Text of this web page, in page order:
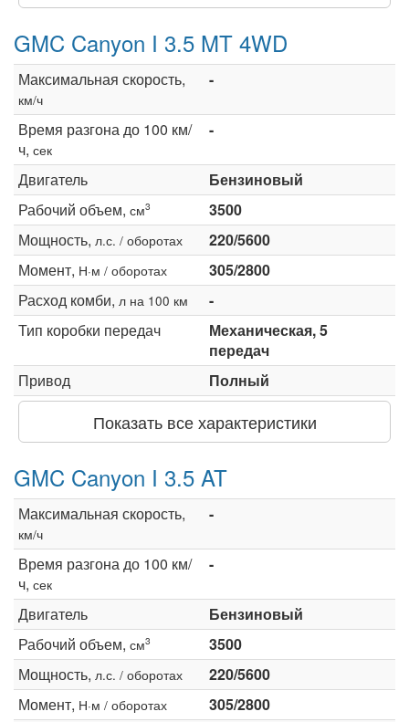
GMC Canyon I 3.5 MT 4WD
Максимальная скорость,
км/ч
-
Время разгона до 100 км/
ч, сек
-
Двигатель
Бензиновый
Рабочий объем, см3
3500
Мощность, л.с. / оборотах
220/5600
Момент, Н·м / оборотах
305/2800
Расход комби, л на 100 км
-
Тип коробки передач
Механическая, 5
передач
Привод
Полный
Показать все характеристики
GMC Canyon I 3.5 AT
Максимальная скорость,
км/ч
-
Время разгона до 100 км/
ч, сек
-
Двигатель
Бензиновый
Рабочий объем, см3
3500
Мощность, л.с. / оборотах
220/5600
Момент, Н·м / оборотах 305/2800